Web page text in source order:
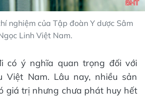
nghiệm của Tập đoàn Y dược Sâm
Linh Việt Nam.
có ý nghĩa quan trọng đối với
Việt Nam. Lâu nay, nhiều sản
giá trị nhưng chưa phát huy hết